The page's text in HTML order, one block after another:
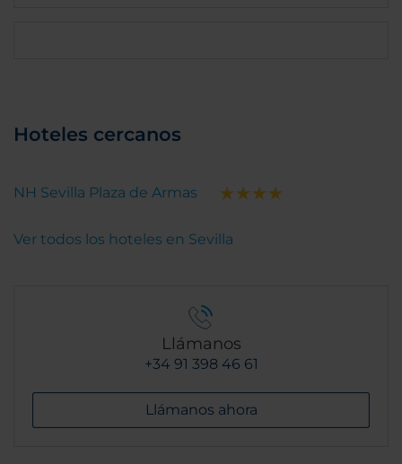
Hoteles cercanos
NH Sevilla Plaza de Armas
Ver todos los hoteles en Sevilla
Llámanos
+34 91 398 46 61
Llámanos ahora